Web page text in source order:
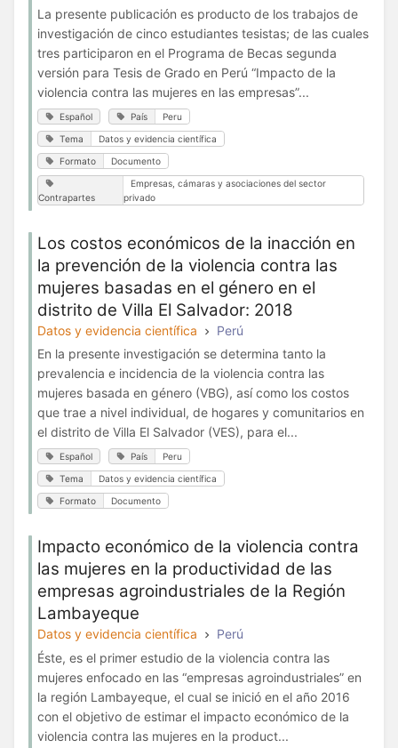
La presente publicación es producto de los trabajos de
investigación de cinco estudiantes tesistas; de las cuales
tres participaron en el Programa de Becas segunda
versión para Tesis de Grado en Perú “Impacto de la
violencia contra las mujeres en las empresas”...
Español País Peru
Tema Datos y evidencia científica
Formato Documento
Contrapartes
Empresas, cámaras y asociaciones del sector
privado
Los costos económicos de la inacción en
la prevención de la violencia contra las
mujeres basadas en el género en el
distrito de Villa El Salvador: 2018
Datos y evidencia científica
Perú
En la presente investigación se determina tanto la
prevalencia e incidencia de la violencia contra las
mujeres basada en género (VBG), así como los costos
que trae a nivel individual, de hogares y comunitarios en
el distrito de Villa El Salvador (VES), para el...
Español País Peru
Tema Datos y evidencia científica
Formato Documento
Impacto económico de la violencia contra
las mujeres en la productividad de las
empresas agroindustriales de la Región
Lambayeque
Datos y evidencia científica
Perú
Éste, es el primer estudio de la violencia contra las
mujeres enfocado en las “empresas agroindustriales” en
la región Lambayeque, el cual se inició en el año 2016
con el objetivo de estimar el impacto económico de la
violencia contra las mujeres en la product...